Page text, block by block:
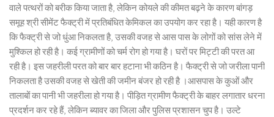
वाले पत्थरों को बरीक किया जाता है, लेकिन कोयले की कीमत बढ़ने के कारण बांगड़
समूह श्री सीमेंट फैक्ट्री में प्रतिबंधित केमिकल का उपयोग कर रहा है। यही कारण है
कि फैक्ट्री से जो धुंआ निकलता है, उसकी वजह से आस पास के लोगों को सांस लेने में
मुश्किल हो रही है। कई ग्रामीणों को चर्म रोग हो गया है। घरों पर मिट्टी की परत आ
रही है। इस जहरीली परत को बार बार हटाना भी कठिन है। फैक्ट्री से जो जरीला पानी
निकलता है उसकी वजह से खेती की जमीन बंजर हो रही है ।आसपास के कुओं और
तालाबों का पानी भी जहरीला हो गया है। पीड़ित ग्रामीण फैक्ट्री के बाहर लगातार धरना
प्रदर्शन कर रहे हैं, लेकिन ब्यावर का जिला और पुलिस प्रशासन चुप है। उल्टे